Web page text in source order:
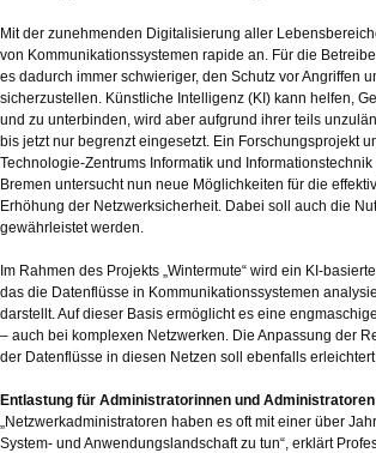
Mit der zunehmenden Digitalisierung aller
von Kommunikationssystemen rapide an. Für die
es dadurch immer schwieriger, den Schutz vor Angriffen
sicherzustellen. Künstliche Intelligenz (KI) kann helfen,
und zu unterbinden, wird aber aufgrund ihrer teils
bis jetzt nur begrenzt eingesetzt. Ein Forschungsprojekt
Technologie-Zentrums Informatik und
Bremen untersucht nun neue Möglichkeiten für die
Erhöhung der Netzwerksicherheit. Dabei soll auch die
gewährleistet werden.
Im Rahmen des Projekts „Wintermute“ wird ein KI-
das die Datenflüsse in Kommunikationssystemen
darstellt. Auf dieser Basis ermöglicht es eine
– auch bei komplexen Netzwerken. Die Anpassung der
der Datenflüsse in diesen Netzen soll ebenfalls
Entlastung für Administratorinnen und Administratoren
„Netzwerkadministratoren haben es oft mit einer über
System- und Anwendungslandschaft zu tun“, erklärt